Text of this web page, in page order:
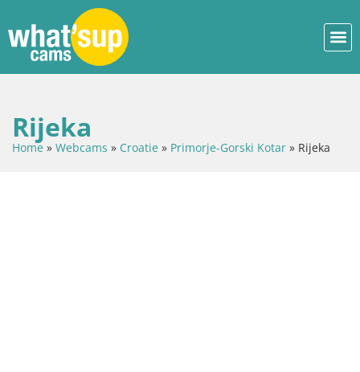
Rijeka
Home » Webcams » Croatie » Primorje-Gorski Kotar » Rijeka